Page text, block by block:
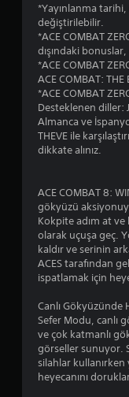
*Yayınlanma
değiştirilebilir.
*ACE COMBAT
dışındaki
*ACE COMBAT
ACE COMBAT:
*ACE COMBAT
Desteklenen diller:
Almanca ve
THEVE ile
dikkate alınız.
ACE COMBAT 8:
gökyüzü
Kokpite adım at
olarak uçuşa geç.
kaldır ve serinin
ACES tarafından
ispatlamak için
Canlı Gökyüzünde
Sefer Modu, canlı
ve çok katmanlı
görseller sunuyor.
silahlar kullanırken
heyecanını